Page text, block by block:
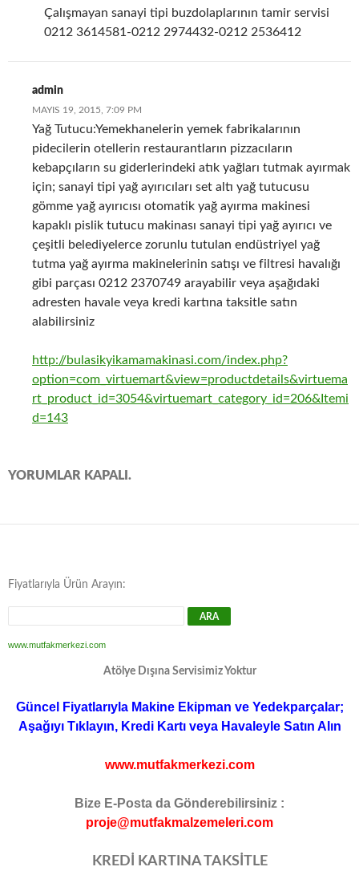
Çalışmayan sanayi tipi buzdolaplarının tamir servisi
0212 3614581-0212 2974432-0212 2536412
admin
MAYIS 19, 2015, 7:09 PM
Yağ Tutucu:Yemekhanelerin yemek fabrikalarının
pidecilerin otellerin restaurantların pizzacıların
kebapçıların su giderlerindeki atık yağları tutmak ayırmak
için; sanayi tipi yağ ayırıcıları set altı yağ tutucusu
gömme yağ ayırıcısı otomatik yağ ayırma makinesi
kapaklı pislik tutucu makinası sanayi tipi yağ ayırıcı ve
çeşitli belediyelerce zorunlu tutulan endüstriyel yağ
tutma yağ ayırma makinelerinin satışı ve filtresi havalığı
gibi parçası 0212 2370749 arayabilir veya aşağıdaki
adresten havale veya kredi kartına taksitle satın
alabilirsiniz
http://bulasikyikamamakinasi.com/index.php?
option=com_virtuemart&view=productdetails&virtuema
rt_product_id=3054&virtuemart_category_id=206&Itemi
d=143
YORUMLAR KAPALI.
Fiyatlarıyla Ürün Arayın:
www.mutfakmerkezi.com
Atölye Dışına Servisimiz Yoktur
Güncel Fiyatlarıyla Makine Ekipman ve Yedekparçalar;
Aşağıyı Tıklayın, Kredi Kartı veya Havaleyle Satın Alın
www.mutfakmerkezi.com
Bize E-Posta da Gönderebilirsiniz :
proje@mutfakmalzemeleri.com
KREDİ KARTINA TAKSİTLE